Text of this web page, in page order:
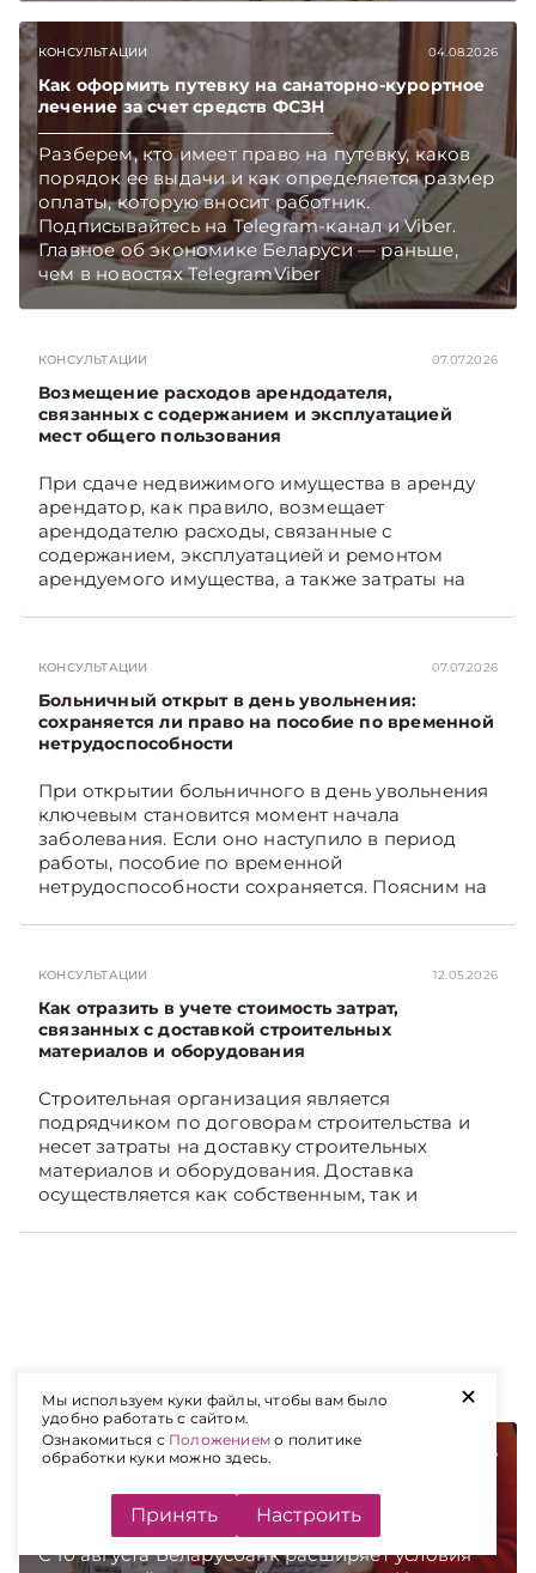
Подписывайтесь на Telegram‑канал и Viber.
Главное об экономике Беларуси — раньше,
чем в новостях TelegramViber
КОНСУЛЬТАЦИИ 04.08.2026
Как оформить путевку на санаторно-курортное
лечение за счет средств ФСЗН
Разберем, кто имеет право на путевку, каков
порядок ее выдачи и как определяется размер
оплаты, которую вносит работник.
Подписывайтесь на Telegram‑канал и Viber.
Главное об экономике Беларуси — раньше,
чем в новостях TelegramViber
КОНСУЛЬТАЦИИ 07.07.2026
Возмещение расходов арендодателя,
связанных с содержанием и эксплуатацией
мест общего пользования
При сдаче недвижимого имущества в аренду
арендатор, как правило, возмещает
арендодателю расходы, связанные с
содержанием, эксплуатацией и ремонтом
арендуемого имущества, а также затраты на
связанных с содержанием и эксплуатацией
мест общего пользования, в частности –
контрольно-­пропускного пункта? Рассмотрим
порядок их распределения. Подписывайтесь
экономике Беларуси — раньше, чем в новостях
TelegramViber
КОНСУЛЬТАЦИИ 07.07.2026
Больничный открыт в день увольнения:
сохраняется ли право на пособие по временной
нетрудоспособности
При открытии больничного в день увольнения
ключевым становится момент начала
заболевания. Если оно наступило в период
работы, пособие по временной
нетрудоспособности сохраняется. Поясним на
КОНСУЛЬТАЦИИ 12.05.2026
Как отразить в учете стоимость затрат,
связанных с доставкой строительных
материалов и оборудования
Строительная организация является
подрядчиком по договорам строительства и
несет затраты на доставку строительных
материалов и оборудования. Доставка
осуществляется как собственным, так и
НОВЫЕ СТАТЬИ НА САЙТЕ
НЕДВИЖИМОСТЬ. АРЕНДА 08.08.2026
условия нашумевшей ипотеки
С 10 августа Беларусбанк расширяет условия
+
Мы используем куки файлы, чтобы вам было
удобно работать с сайтом.
Ознакомиться с Положением о политике
обработки куки можно здесь.
Принять Настроить